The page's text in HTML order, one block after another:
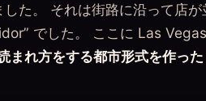
た。 それは街路に沿って店
でした。 ここに Las
まれ方をする都市形式を作った